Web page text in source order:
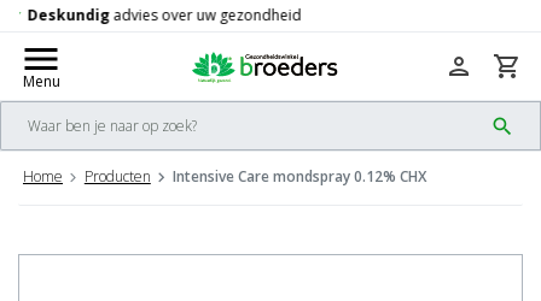
check Gratisverzending vanaf 50,-
menu
Menu
search
person shopping_cart
Home Producten Intensive Care mondspray 0.12% CHX